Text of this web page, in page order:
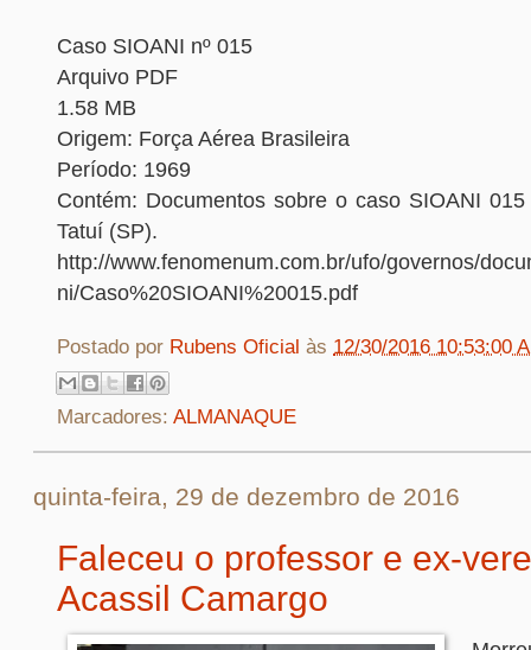
Caso SIOANI nº 015
Arquivo PDF
1.58 MB
Origem: Força Aérea Brasileira
Período: 1969
Contém: Documentos sobre o caso SIOANI
Tatuí (SP).
http://www.fenomenum.com.br/ufo/governos/
ni/Caso%20SIOANI%20015.pdf
Postado por Rubens Oficial às 12/30/2016 10:53:00
Marcadores: ALMANAQUE
quinta-feira, 29 de dezembro de 2016
Faleceu o professor e ex-
Acassil Camargo